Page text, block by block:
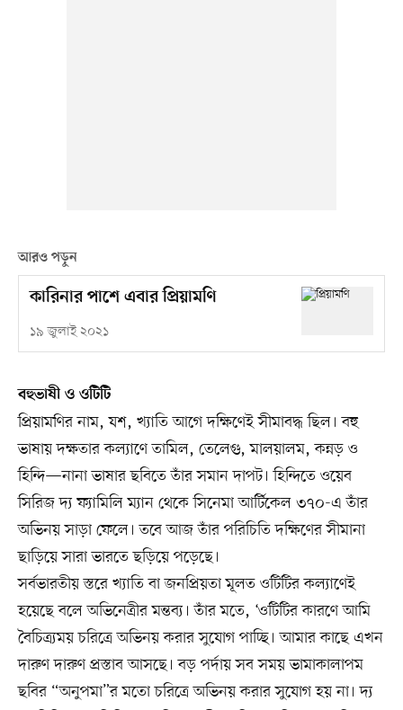
আরও পড়ুন
কারিনার পাশে এবার প্রিয়ামণি
১৯ জুলাই ২০২১
বহুভাষী ও ওটিটি
প্রিয়ামণির নাম, যশ, খ্যাতি আগে দক্ষিণেই সীমাবদ্ধ ছিল। বহু
ভাষায় দক্ষতার কল্যাণে তামিল, তেলেগু, মালয়ালম, কন্নড় ও
হিন্দি—নানা ভাষার ছবিতে তাঁর সমান দাপট। হিন্দিতে ওয়েব
সিরিজ দ্য ফ্যামিলি ম্যান থেকে সিনেমা আর্টিকেল ৩৭০-এ তাঁর
অভিনয় সাড়া ফেলে। তবে আজ তাঁর পরিচিতি দক্ষিণের সীমানা
ছাড়িয়ে সারা ভারতে ছড়িয়ে পড়েছে।
সর্বভারতীয় স্তরে খ্যাতি বা জনপ্রিয়তা মূলত ওটিটির কল্যাণেই
হয়েছে বলে অভিনেত্রীর মন্তব্য। তাঁর মতে, ‘ওটিটির কারণে আমি
বৈচিত্র্যময় চরিত্রে অভিনয় করার সুযোগ পাচ্ছি। আমার কাছে এখন
দারুণ দারুণ প্রস্তাব আসছে। বড় পর্দায় সব সময় ভামাকালাপম
ছবির “অনুপমা”র মতো চরিত্রে অভিনয় করার সুযোগ হয় না। দ্য